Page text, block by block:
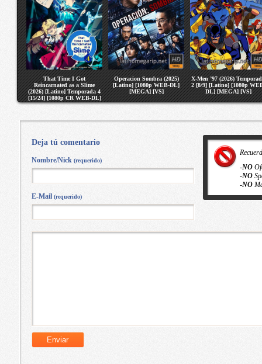
That Time I Got
Reincarnated as a Slime
(2026) [Latino] Temporada 4
[15/24] [1080p CR WEB-DL]
[MEGA] [VS]
Operacion Sombra (2025)
[Latino] [1080p WEB-DL]
[MEGA] [VS]
X-Men ’97 (2026)
2 [8/9] [Latino] [1080p
DL] [MEGA] [VS]
-NO
-NO
-NO
Deja tú comentario
Nombre/Nick (requerido)
E-Mail (requerido)